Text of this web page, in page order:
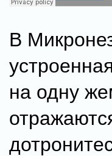
В
на одну